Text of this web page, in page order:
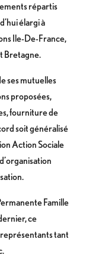
répartis
élargi à
Ile-De-France,
Bretagne.
ses mutuelles
proposées,
fourniture de
soit généralisé
Action Sociale
Famille
ce
représentants tant